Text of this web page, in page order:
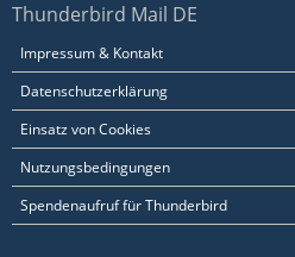
Thunderbird Mail DE
Impressum & Kontakt
Datenschutzerklärung
Einsatz von Cookies
Nutzungsbedingungen
Spendenaufruf für Thunderbird